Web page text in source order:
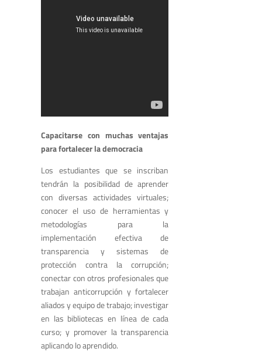
Capacitarse con muchas ventajas
para fortalecer la democracia
Los estudiantes que se inscriban
tendrán la posibilidad de aprender
con diversas actividades virtuales;
conocer el uso de herramientas y
metodologías para la
implementación efectiva de
transparencia y sistemas de
protección contra la corrupción;
conectar con otros profesionales que
trabajan anticorrupción y fortalecer
aliados y equipo de trabajo; investigar
en las bibliotecas en línea de cada
curso; y promover la transparencia
aplicando lo aprendido.